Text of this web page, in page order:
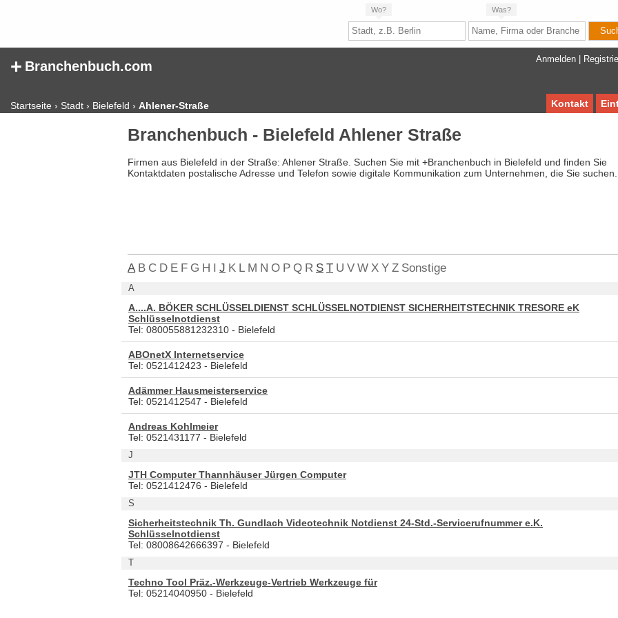
Wo? Was?
Anmelden
+ Branchenbuch.com
Startseite › Stadt › Bielefeld › Ahlener-Straße Kontakt
Branchenbuch - Bielefeld Ahlener Straße
Firmen aus Bielefeld in der Straße: Ahlener Straße. Suchen Sie mit +Branchenbuch in Bielefeld und finden Sie
Kontaktdaten postalische Adresse und Telefon sowie digitale Kommunikation zum Unternehmen, die Sie suchen.
A B C D E F G H I J K L M N O P Q R S T U V W X Y Z Sonstige
A
A....A. BÖKER SCHLÜSSELDIENST SCHLÜSSELNOTDIENST SICHERHEITSTECHNIK TRESORE eK
Schlüsselnotdienst
Tel: 080055881232310 - Bielefeld
ABOnetX Internetservice
Tel: 0521412423 - Bielefeld
Adämmer Hausmeisterservice
Tel: 0521412547 - Bielefeld
Andreas Kohlmeier
Tel: 0521431177 - Bielefeld
J
JTH Computer Thannhäuser Jürgen Computer
Tel: 0521412476 - Bielefeld
S
Sicherheitstechnik Th. Gundlach Videotechnik Notdienst 24-Std.-Servicerufnummer e.K.
Schlüsselnotdienst
Tel: 08008642666397 - Bielefeld
T
Techno Tool Präz.-Werkzeuge-Vertrieb Werkzeuge für
Tel: 05214040950 - Bielefeld